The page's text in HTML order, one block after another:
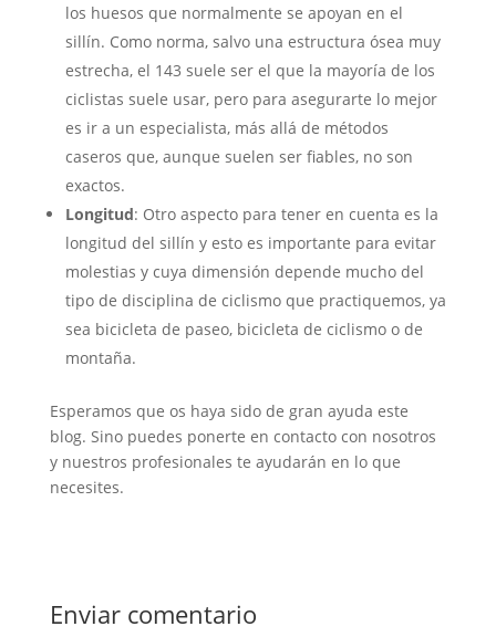
los huesos que normalmente se apoyan en el
sillín. Como norma, salvo una estructura ósea muy
estrecha, el 143 suele ser el que la mayoría de los
ciclistas suele usar, pero para asegurarte lo mejor
es ir a un especialista, más allá de métodos
caseros que, aunque suelen ser fiables, no son
exactos.
Longitud: Otro aspecto para tener en cuenta es la
longitud del sillín y esto es importante para evitar
molestias y cuya dimensión depende mucho del
tipo de disciplina de ciclismo que practiquemos, ya
sea bicicleta de paseo, bicicleta de ciclismo o de
montaña.
Esperamos que os haya sido de gran ayuda este
blog. Sino puedes ponerte en contacto con nosotros
y nuestros profesionales te ayudarán en lo que
necesites.
Enviar comentario